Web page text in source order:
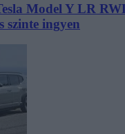
Model Y LR
szinte ingyen